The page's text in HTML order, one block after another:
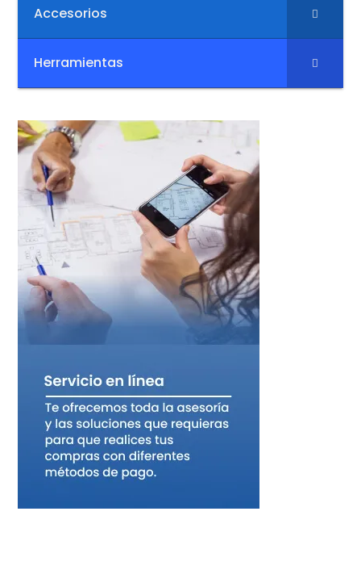
Accesorios
Herramientas